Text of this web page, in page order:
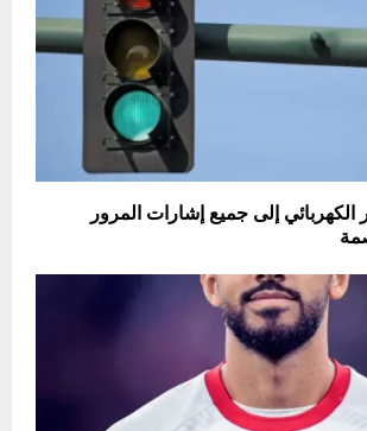
الكهربائي إلى جميع إشارات المرور